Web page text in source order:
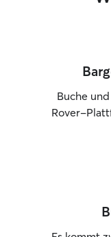
Buche
Rover-